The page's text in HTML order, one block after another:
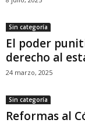
Sin categoría
El poder
derecho al
24 marzo, 2025
Sin categoría
Reformas al